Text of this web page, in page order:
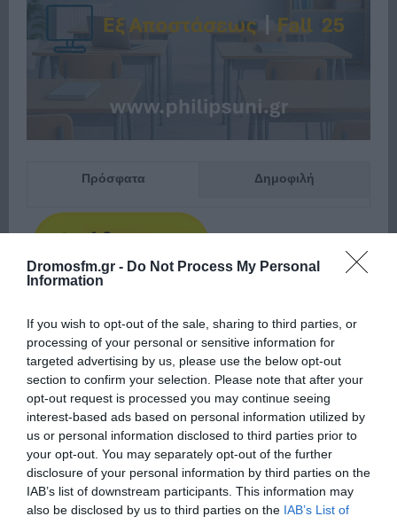
Dromosfm.gr - Do Not Process My Personal
Information
If you wish to opt-out of the sale, sharing to third parties, or
processing of your personal or sensitive information for
targeted advertising by us, please use the below opt-out
section to confirm your selection. Please note that after your
opt-out request is processed you may continue seeing
interest-based ads based on personal information utilized by
us or personal information disclosed to third parties prior to
your opt-out. You may separately opt-out of the further
disclosure of your personal information by third parties on the
IAB’s list of downstream participants. This information may
also be disclosed by us to third parties on the IAB’s List of
Πρόσφατα Δημοφιλή
Παρακαλώ Περιμένετε...